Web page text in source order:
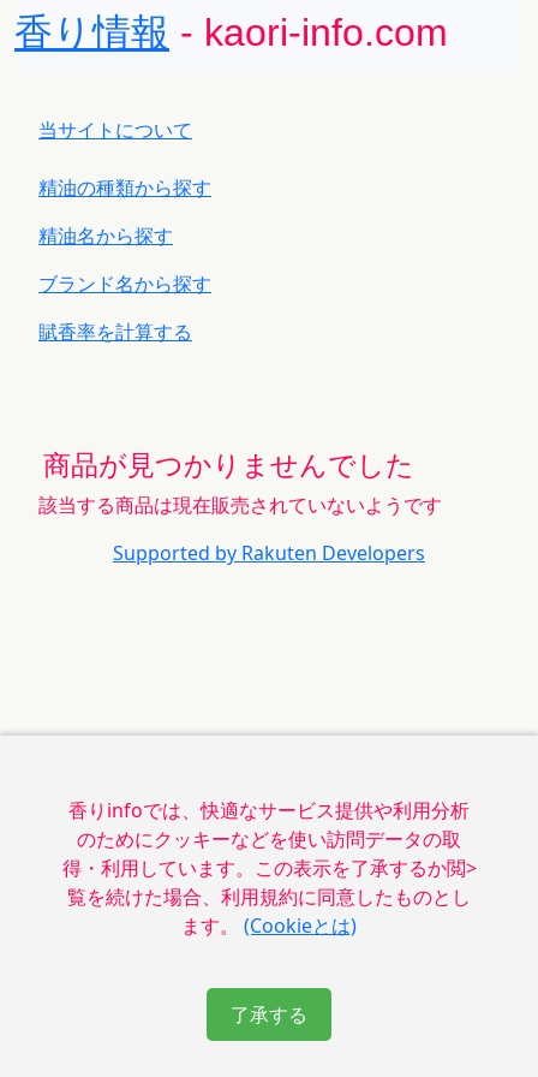
香り情報 - kaori-info.com
当サイトについて
精油の種類から探す
精油名から探す
ブランド名から探す
賦香率を計算する
香りinfoでは、快適なサービス提供や利用分析
のためにクッキーなどを使い訪問データの取
得・利用しています。この表示を了承するか閲>
覧を続けた場合、利用規約に同意したものとし
ます。 (Cookieとは)
了承する
商品が見つかりませんでした
該当する商品は現在販売されていないようです
Supported by Rakuten Developers